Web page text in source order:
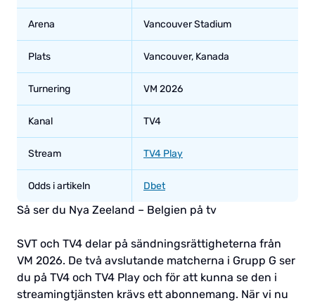
Arena Vancouver Stadium
Plats Vancouver, Kanada
Turnering VM 2026
Kanal TV4
Stream TV4 Play
Odds i artikeln Dbet
Så ser du Nya Zeeland – Belgien på tv
SVT och TV4 delar på sändningsrättigheterna från
VM 2026. De två avslutande matcherna i Grupp G ser
du på TV4 och TV4 Play och för att kunna se den i
streamingtjänsten krävs ett abonnemang. När vi nu